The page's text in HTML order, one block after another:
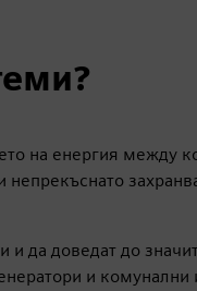
на енергия между
и да доведат до
и комунални